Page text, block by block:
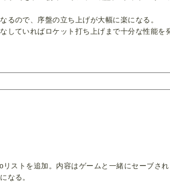
るので、序盤の立ち上げが大幅に楽になる。
ていればロケット打ち上げまで十分な性能を
ストを追加。内容はゲームと一緒にセーブさ
なる。